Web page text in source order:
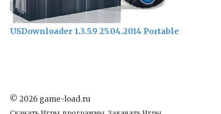
USDownloader 1.3.5.9 25.04.2014 Portable
© 2026 game-load.ru